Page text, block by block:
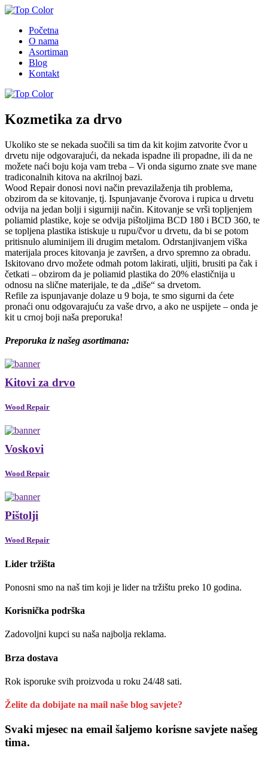
Početna
O nama
Asortiman
Blog
Kontakt
Kozmetika za drvo
Ukoliko ste se nekada suočili sa tim da kit kojim zatvorite čvor u
drvetu nije odgovarajući, da nekada ispadne ili propadne, ili da ne
možete naći boju koja vam treba – Vi onda sigurno znate sve mane
tradiconalnih kitova na akrilnoj bazi.
Wood Repair donosi novi način prevazilaženja tih problema,
obzirom da se kitovanje, tj. Ispunjavanje čvorova i rupica u drvetu
odvija na jedan bolji i sigurniji način. Kitovanje se vrši topljenjem
poliamid plastike, koje se odvija pištoljima BCD 180 i BCD 360, te
se topljena plastika istiskuje u rupu/čvor u drvetu, da bi se potom
pritisnulo aluminijem ili drugim metalom. Odrstanjivanjem viška
materijala proces kitovanja je završen, a drvo spremno za obradu.
Iskitovano drvo možete odmah potom lakirati, uljiti, brusiti pa čak i
četkati – obzirom da je poliamid plastika do 20% elastičnija u
odnosu na slične materijale, te da „diše“ sa drvetom.
Refile za ispunjavanje dolaze u 9 boja, te smo sigurni da ćete
pronaći onu odgovarajuću za vaše drvo, a ako ne uspijete – onda je
kit u crnoj boji naša preporuka!
Preporuka iz našeg asortimana:
Kitovi za drvo
Wood Repair
Voskovi
Wood Repair
Pištolji
Wood Repair
Lider tržišta
Ponosni smo na naš tim koji je lider na tržištu preko 10 godina.
Korisnička podrška
Zadovoljni kupci su naša najbolja reklama.
Brza dostava
Rok isporuke svih proizvoda u roku 24/48 sati.
Želite da dobijate na mail naše blog savjete?
Svaki mjesec na email šaljemo korisne savjete našeg
tima.